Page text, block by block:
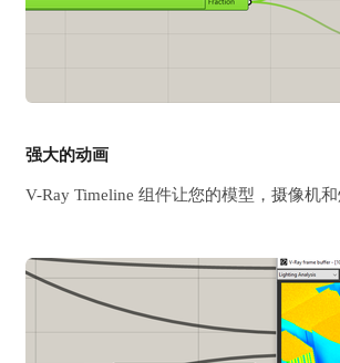
强大的动画
V-Ray Timeline 组件让您的模型，摄像机和